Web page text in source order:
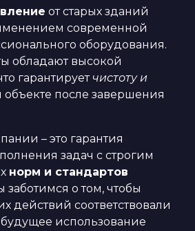
от старых зданий
современной
оборудования.
обладают высокой
гарантирует чистоту и
после завершения
– это гарантия
задач с строгим
норм и стандартов
заботимся о том, чтобы
действий соответствовали
использование